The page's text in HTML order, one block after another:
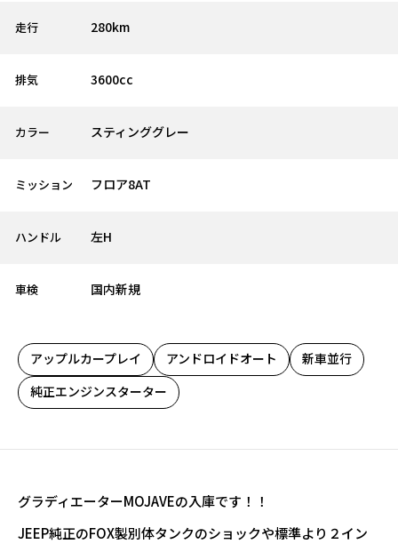
走行 280km
排気 3600cc
カラー スティンググレー
ミッション フロア8AT
ハンドル 左H
車検 国内新規
アップルカープレイ アンドロイドオート
新車並行
純正エンジンスターター
グラディエーターMOJAVEの入庫です！！
JEEP純正のFOX製別体タンクのショックや標準より２イン